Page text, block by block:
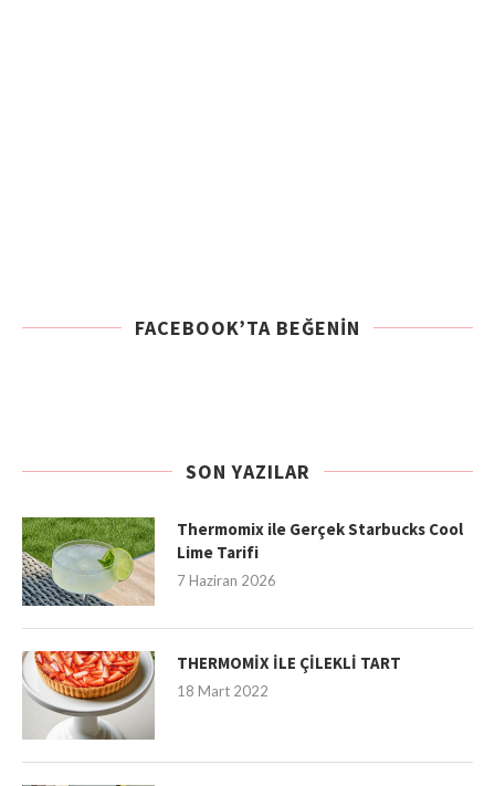
FACEBOOK’TA BEĞENIN
SON YAZILAR
Thermomix ile Gerçek Starbucks Cool
Lime Tarifi
7 Haziran 2026
THERMOMİX İLE ÇİLEKLİ TART
18 Mart 2022